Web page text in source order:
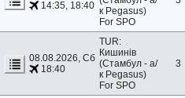
14:35, 18:40 к Pegasus)
For SPO
08.08.2026, Сб
18:40
TUR:
Кишинів
(Стамбул - а/
к Pegasus)
For SPO
3